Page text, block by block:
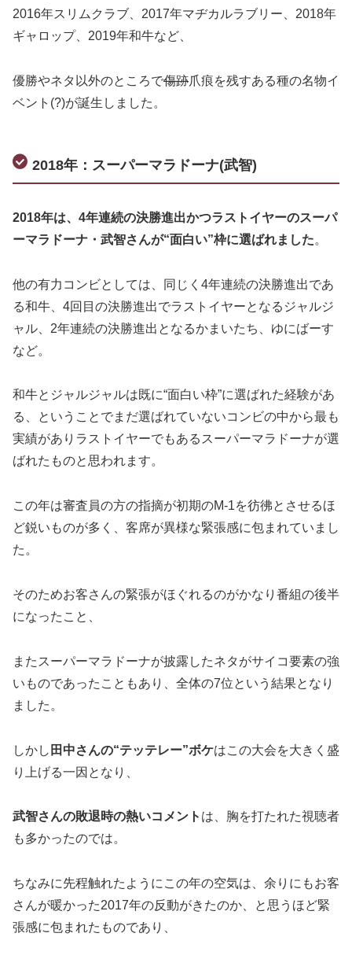
2016年スリムクラブ、2017年マヂカルラブリー、2018年
ギャロップ、2019年和牛など、
優勝やネタ以外のところで傷跡爪痕を残すある種の名物イ
ベント(?)が誕生しました。
2018年：スーパーマラドーナ(武智)
2018年は、4年連続の決勝進出かつラストイヤーのスーパ
ーマラドーナ・武智さんが“面白い”枠に選ばれました。
他の有力コンビとしては、同じく4年連続の決勝進出であ
る和牛、4回目の決勝進出でラストイヤーとなるジャルジ
ャル、2年連続の決勝進出となるかまいたち、ゆにばーす
など。
和牛とジャルジャルは既に“面白い枠”に選ばれた経験があ
る、ということでまだ選ばれていないコンビの中から最も
実績がありラストイヤーでもあるスーパーマラドーナが選
ばれたものと思われます。
この年は審査員の方の指摘が初期のM-1を彷彿とさせるほ
ど鋭いものが多く、客席が異様な緊張感に包まれていまし
た。
そのためお客さんの緊張がほぐれるのがかなり番組の後半
になったこと、
またスーパーマラドーナが披露したネタがサイコ要素の強
いものであったこともあり、全体の7位という結果となり
ました。
しかし 田中さんの“テッテレー”ボケはこの大会を大きく盛
り上げる一因となり、
武智さんの敗退時の熱いコメント は、胸を打たれた視聴者
も多かったのでは。
ちなみに先程触れたようにこの年の空気は、余りにもお客
さんが暖かった2017年の反動がきたのか、と思うほど緊
張感に包まれたものであり、